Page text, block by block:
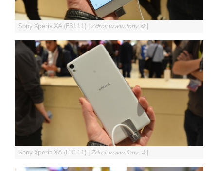
Sony Xperia XA (F3111) Zdroj: www.fony.sk
Sony Xperia XA (F3111) Zdroj: www.fony.sk